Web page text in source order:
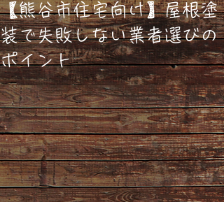
【熊谷市住宅向け】屋根塗
装で失敗しない業者選びの
ポイント